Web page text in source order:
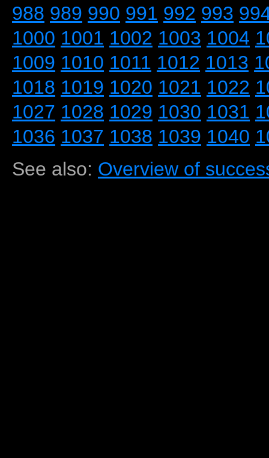
988 989 990 991 992 993
1000 1001 1002 1003 1004
1009 1010 1011 1012 1013
1018 1019 1020 1021 1022
1027 1028 1029 1030 1031
1036 1037 1038 1039 1040
See also: Overview of